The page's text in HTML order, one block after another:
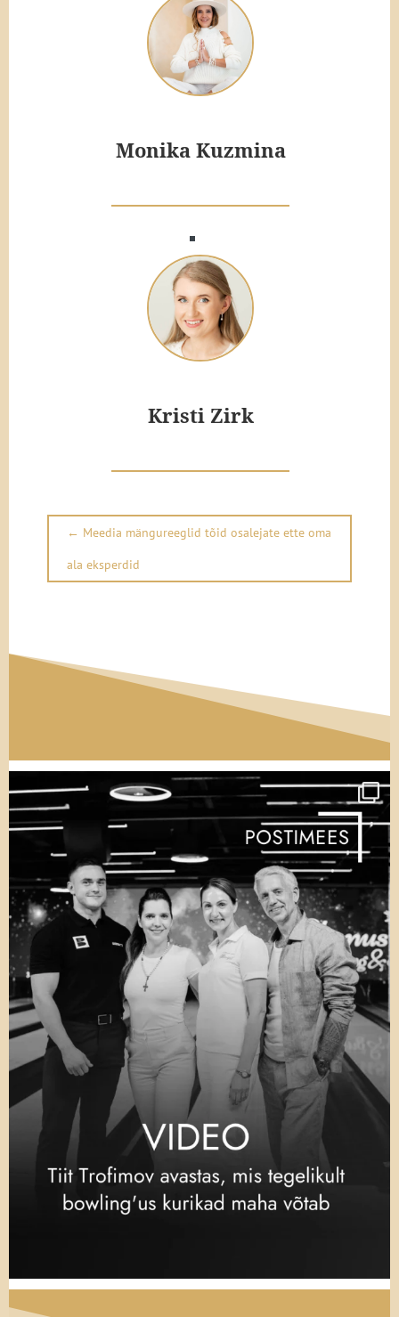
Monika Kuzmina
Kristi Zirk
← Meedia mängureeglid tõid osalejate ette oma
ala eksperdid